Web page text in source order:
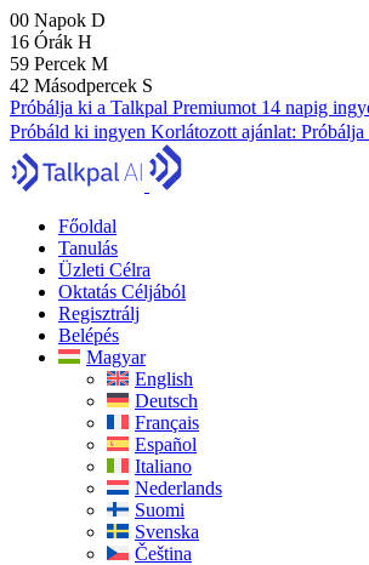
00 Napok D
16 Órák H
59 Percek M
41 Másodpercek S
Próbálja ki a Talkpal Premiumot 14 napig
Próbáld ki ingyen Korlátozott ajánlat:
Főoldal
Tanulás
Üzleti Célra
Oktatás Céljából
Regisztrálj
Belépés
Magyar
English
Deutsch
Français
Español
Italiano
Nederlands
Suomi
Svenska
Čeština